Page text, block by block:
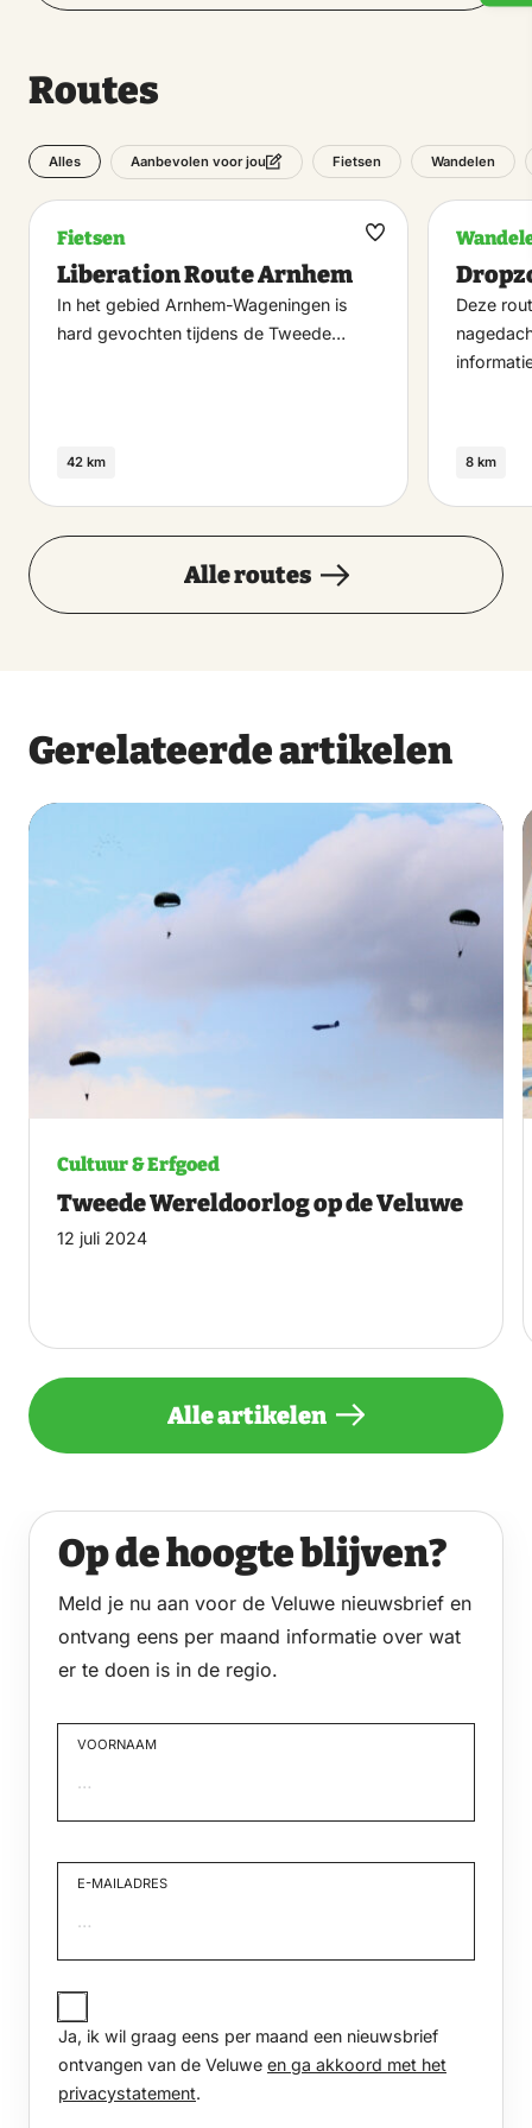
Routes
Alles Aanbevolen voor jou Fietsen Wandelen
Fietsen
Liberation Route Arnhem
In het gebied Arnhem-Wageningen is
hard gevochten tijdens de Tweede…
42 km
Maak
Deze
8 km
Alle routes
Gerelateerde artikelen
Cultuur & Erfgoed
Tweede Wereldoorlog op de Veluwe
12 juli 2024
Alle artikelen
Op de hoogte blijven?
Meld je nu aan voor de Veluwe nieuwsbrief en
ontvang eens per maand informatie over wat
er te doen is in de regio.
VOORNAAM
E-MAILADRES
JA,
IK
WIL
GRAAG
PER
Ja, ik wil graag eens per maand een nieuwsbrief
ontvangen van de Veluwe en ga akkoord met het
privacystatement.